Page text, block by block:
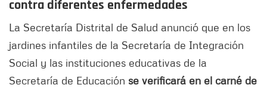
contra diferentes enfermedades
La Secretaría Distrital de Salud anunció que en los
jardines infantiles de la Secretaría de Integración
Social y las instituciones educativas de la
Secretaría de Educación se verificará en el carné de